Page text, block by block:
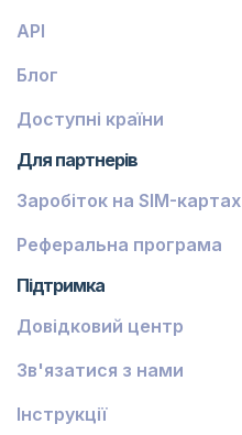
API
Блог
Доступні країни
Для партнерів
Заробіток на SIM-картах
Реферальна програма
Підтримка
Довідковий центр
Зв'язатися з нами
Інструкції